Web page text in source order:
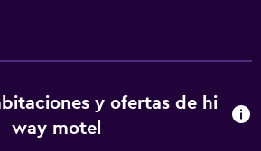
con cabezal de ducha
solicitar cambio de toallas y cambio
y ofertas de hi
way motel